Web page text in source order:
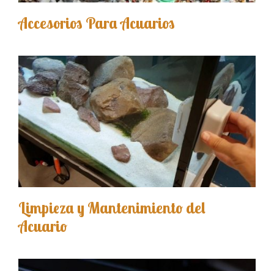
Accesorios Para Acuarios
Limpieza y Mantenimiento del
Acuario